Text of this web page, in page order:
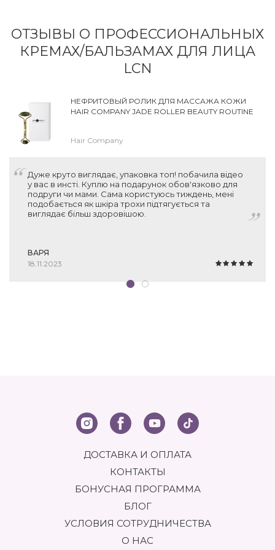
ОТЗЫВЫ О ПРОФЕССИОНАЛЬНЫХ
КРЕМАХ/БАЛЬЗАМАХ ДЛЯ ЛИЦА
LCN
НЕФРИТОВЫЙ РОЛИК ДЛЯ МАССАЖА КОЖИ
HAIR COMPANY JADE ROLLER BEAUTY ROUTINE
Hair Company
Дуже круто виглядає, упаковка топ! побачила відео
у вас в инсті. Куплю на подарунок обов'язково для
подруги чи мами. Сама користуюсь тиждень, мені
подобається як шкіра трохи підтягується та
виглядає більш здоровішою.
ВАРЯ
18.11.2023
ДОСТАВКА И ОПЛАТА
КОНТАКТЫ
БОНУСНАЯ ПРОГРАММА
БЛОГ
УСЛОВИЯ СОТРУДНИЧЕСТВА
О НАС